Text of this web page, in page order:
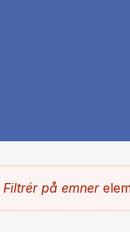
Filtrér på emner